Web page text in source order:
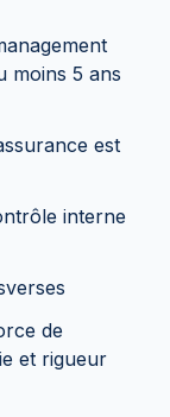
moins 5 ans
est
interne
de
et rigueur